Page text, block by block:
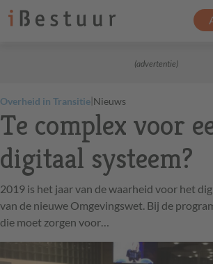
(advertentie)
Overheid in Transitie|Nieuws
Te complex voor
digitaal systeem?
2019 is het jaar van de waarheid voor het
van de nieuwe Omgevingswet. Bij de
die moet zorgen voor…